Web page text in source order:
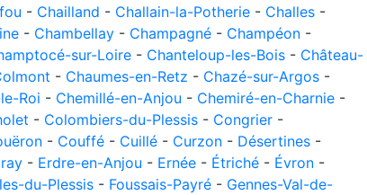
- Chailland - Challain-la-Potherie - Challes -
- Chambellay - Champagné - Champéon -
sur-Loire - Chanteloup-les-Bois - Château-
- Chaumes-en-Retz - Chazé-sur-Argos -
Roi - Chemillé-en-Anjou - Chemiré-en-Charnie -
- Colombiers-du-Plessis - Congrier -
- Couffé - Cuillé - Curzon - Désertines -
- Erdre-en-Anjou - Ernée - Étriché - Évron -
du-Plessis - Foussais-Payré - Gennes-Val-de-